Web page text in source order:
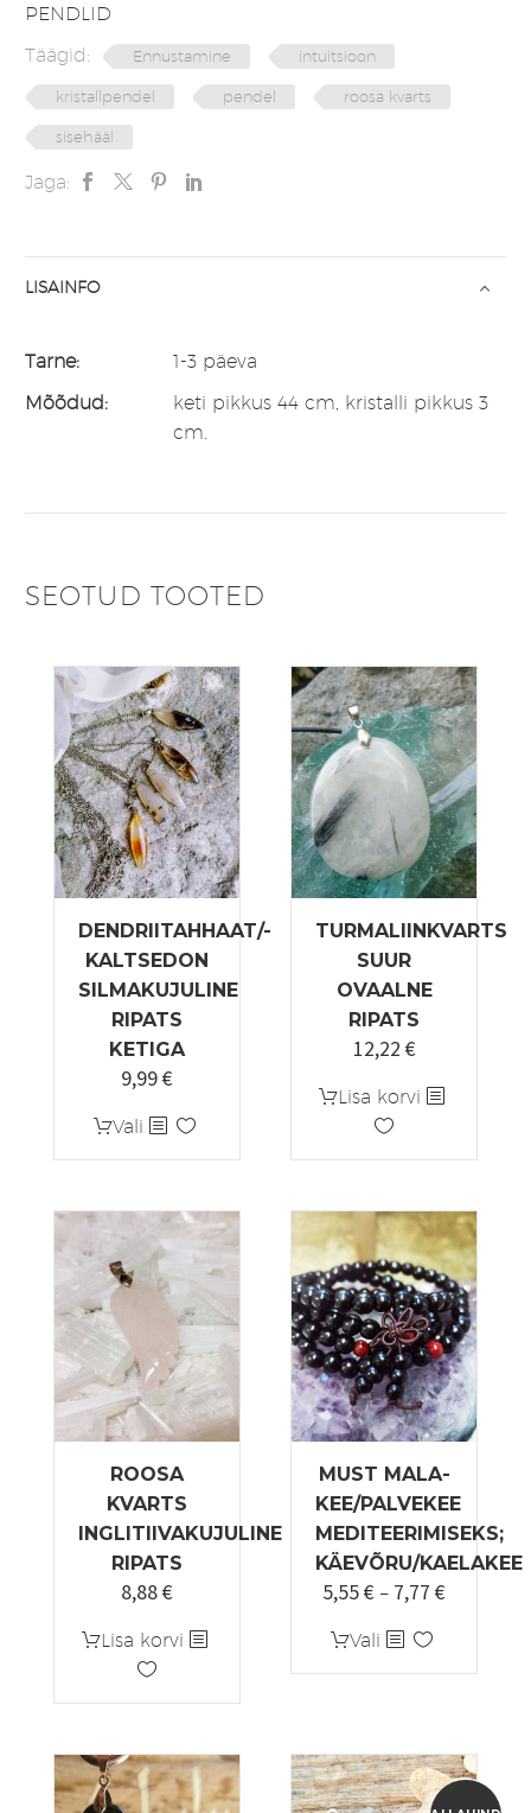
PENDLID
Täägid:
Ennustamine intuitsioon
kristallpendel pendel roosa kvarts
sisehääl
Jaga:
LISAINFO
Tarne:
1-3 päeva
Mõõdud:
keti pikkus 44 cm, kristalli pikkus 3
cm.
SEOTUD TOOTED
DENDRIITAHHAAT/-
KALTSEDON
SILMAKUJULINE
RIPATS
KETIGA
9,99€
Vali Sellel
tootel
mitu
varianti.
Valikuid
saab
teha
tootelehel.
TURMALIINKVARTS
SUUR
OVAALNE
RIPATS
12,22 €
Lisa korvi
ROOSA
KVARTS
INGLITIIVAKUJULINE
RIPATS
8,88€
Lisa korvi
MUST MALA-
KEE/PALVEKEE
MEDITEERIMISEKS;
KÄEVÕRU/KAELAKEE
5,55€ – 7,77 €
7,77 €
Vali Sellel
tootel
varianti.
Valikuid